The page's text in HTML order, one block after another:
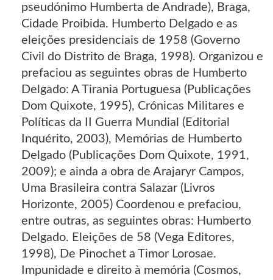
pseudónimo Humberta de Andrade), Braga,
Cidade Proibida. Humberto Delgado e as
eleições presidenciais de 1958 (Governo
Civil do Distrito de Braga, 1998). Organizou e
prefaciou as seguintes obras de Humberto
Delgado: A Tirania Portuguesa (Publicações
Dom Quixote, 1995), Crónicas Militares e
Políticas da II Guerra Mundial (Editorial
Inquérito, 2003), Memórias de Humberto
Delgado (Publicações Dom Quixote, 1991,
2009); e ainda a obra de Arajaryr Campos,
Uma Brasileira contra Salazar (Livros
Horizonte, 2005) Coordenou e prefaciou,
entre outras, as seguintes obras: Humberto
Delgado. Eleições de 58 (Vega Editores,
1998), De Pinochet a Timor Lorosae.
Impunidade e direito à memória (Cosmos,